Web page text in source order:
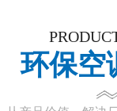
环保空